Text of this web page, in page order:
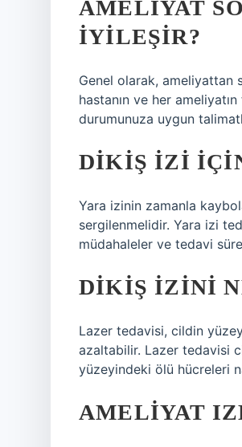
AMELIYAT
IYILEŞIR?
Genel olarak, ameliyattan
hastanın ve her
durumunuza uygun
DIKIŞ IZI
Yara izinin zamanla
sergilenmelidir. Yara izi
müdahaleler ve tedavi
DIKIŞ IZINI
Lazer tedavisi, cildin
azaltabilir. Lazer tedavisi
yüzeyindeki ölü hücreleri
AMELIYAT